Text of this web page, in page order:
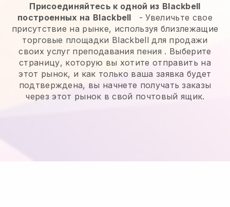
Присоединяйтесь к одной из Blackbell
построенных на Blackbell -Увеличьте свое
присутствие на рынке, используя близлежащие
торговые площадки Blackbell для продажи
своих услуг преподавания пения . Выберите
страницу, которую вы хотите отправить на
этот рынок, и как только ваша заявка будет
подтверждена, вы начнете получать заказы
через этот рынок в свой почтовый ящик.